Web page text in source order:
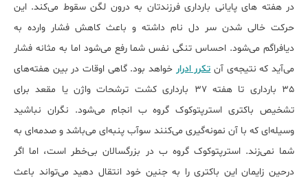
در هفته های پایانی بارداری فرزندتان به درون لگن سقوط می‌کند. این
حرکت خالی شدن سر دل نام داشته و باعث کاهش فشار وارده به
دیافراگم می‌شود. احساس تنگی نفس شما رفع می‌شود اما به مثانه فشار
می‌آید که نتیجه‌ی آنتکرر ادرار خواهد بود. گاهی اوقات در بین هفته‌های
35 بارداری تا هفته 37 بارداری کشت ترشحات واژن یا مقعد برای
تشخیص باکتری استرپتوکوک گروه ب انجام می‌شود. نگران نباشید
وسیله‌ای که با آن نمونه‌گیری می‌کنند سوآب پنبه‌ای می‌باشد و صدمه‌ای به
شما نمی‌زند. استرپتوکوک گروه ب در بزرگسالان بی‌خطر است، اما اگر
درحین زایمان این باکتری را به جنین خود انتقال دهید می‌تواند باعث